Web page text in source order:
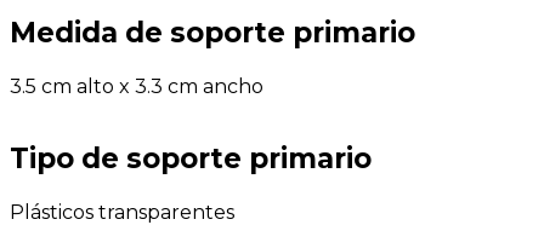
Medida de soporte primario
3.5 cm alto x 3.3 cm ancho
Tipo de soporte primario
Plásticos transparentes